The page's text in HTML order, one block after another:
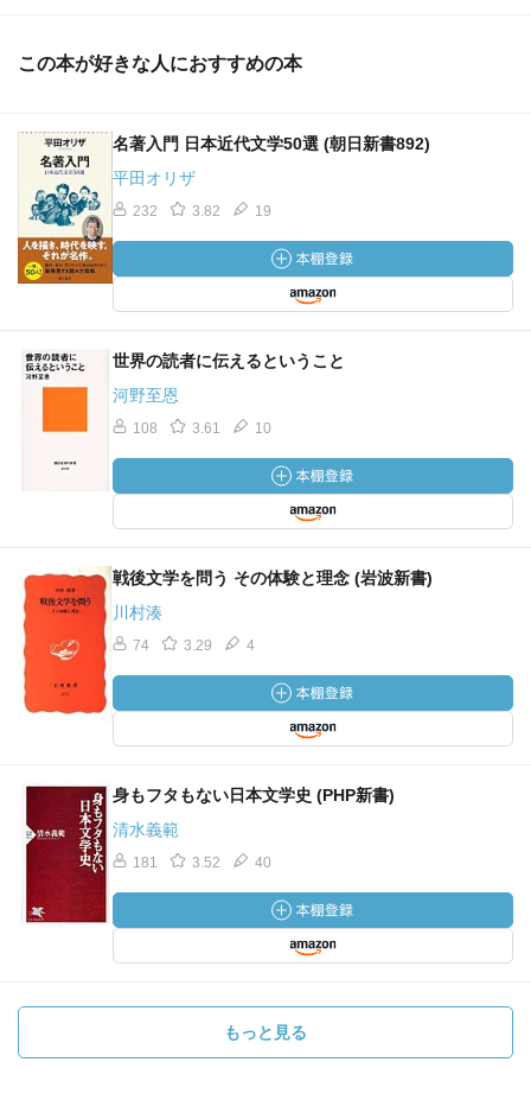
この本が好きな人におすすめの本
名著入門 日本近代文学50選 (朝日新書892)
平田オリザ
232 3.82 19
世界の読者に伝えるということ
河野至恩
108 3.61 10
戦後文学を問う その体験と理念 (岩波新書)
川村湊
74 3.29 4
身もフタもない日本文学史 (PHP新書)
清水義範
181 3.52 40
もっと見る